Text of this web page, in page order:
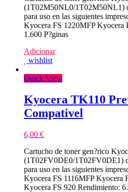
(1T02M50NL0/1T02M50NL1)
para uso en las siguientes
Kyocera FS 1220MFP Kyocera
1.600 P?ginas
Adicionar
wishlist
Quick View
Kyocera TK110
Compativel
6,00 €
Cartucho de toner gen?rico
(1T02FV0DE0/1T02FV0DE1)
para uso en las siguientes
Kyocera FS 1116MFP Kyocera
Kyocera FS 920 Rendimiento: